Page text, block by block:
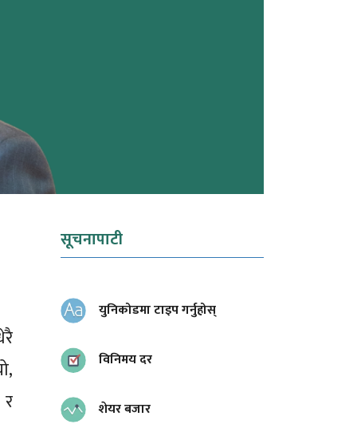
सूचनापाटी
युनिकोडमा टाइप गर्नुहोस्
विनिमय दर
शेयर बजार